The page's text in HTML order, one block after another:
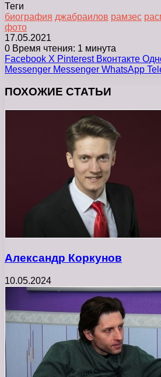
Теги
биография джабраилов рамзес
фото
17.05.2021
0 Время чтения: 1 минута
Facebook X Pinterest Вконтакте
Messenger Messenger WhatsApp
ПОХОЖИЕ СТАТЬИ
Александр Коркунов
10.05.2024